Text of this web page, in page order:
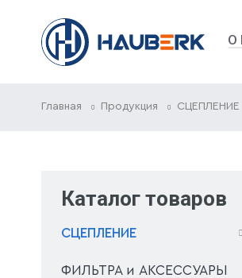
О
Главная Продукция СЦЕПЛЕНИЕ
Каталог товаров
СЦЕПЛЕНИЕ
ФИЛЬТРА и АКСЕССУАРЫ